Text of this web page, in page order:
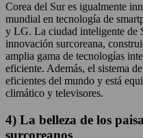
Corea del Sur es igualmente
mundial en tecnología de
y LG. La ciudad inteligente de
innovación surcoreana,
amplia gama de tecnologías
eficiente. Además, el sistema
eficientes del mundo y está
climático y televisores.
4) La belleza de los
surcoreanos